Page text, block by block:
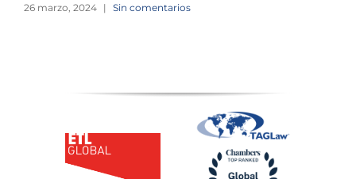
26 marzo, 2024 | Sin comentarios